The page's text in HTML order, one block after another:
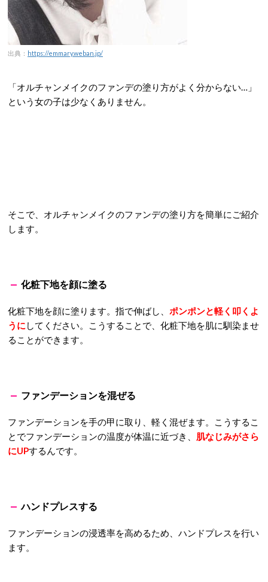
出典： https://emmary.weban.jp/
「オルチャンメイクのファンデの塗り方がよく分からない…」
という女の子は少なくありません。
そこで、オルチャンメイクのファンデの塗り方を簡単にご紹介
します。
化粧下地を顔に塗る
化粧下地を顔に塗ります。指で伸ばし、 ポンポンと軽く叩くよ
うに してください。こうすることで、化粧下地を肌に馴染ませ
ることができます。
ファンデーションを混ぜる
ファンデーションを手の甲に取り、軽く混ぜます。こうするこ
とでファンデーションの温度が体温に近づき、 肌なじみがさら
にUPするんです。
ハンドプレスする
ファンデーションの浸透率を高めるため、ハンドプレスを行い
ます。